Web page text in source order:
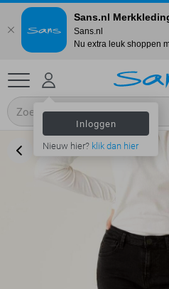
Inloggen
Nieuw hier? klik dan hier
Sans.nl
Sans.nl
Nu extra leuk shoppen